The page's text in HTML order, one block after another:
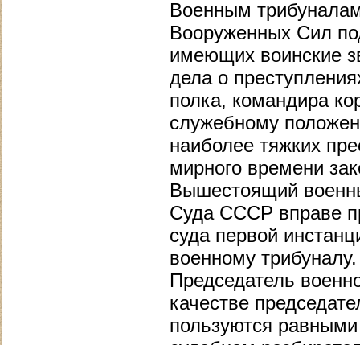
Военным
Вооруженных Сил
имеющих воинские
дела о
полка, командира
служебному
наиболее тяжких
мирного времени
Вышестоящий
Суда СССР вправе
суда первой
военному трибуналу.
Председатель
качестве
пользуются